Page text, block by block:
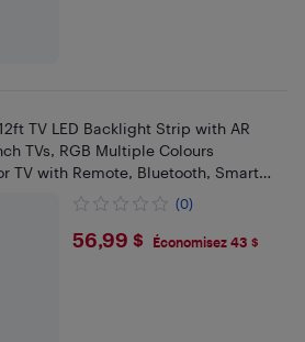
TV LED Backlight Strip with AR
TVs, RGB Multiple Colours
TV with Remote, Bluetooth, Smart
(0)
$56.99
56,99 $ Économisez 43 $